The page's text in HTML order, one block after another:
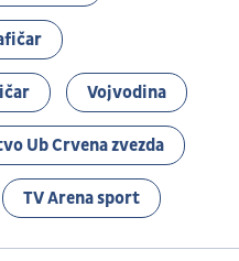
Vojvodina
Ub Crvena zvezda
TV Arena sport